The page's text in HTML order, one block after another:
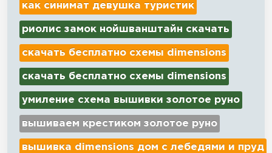
как синимат девушка туристик
риолис замок нойшванштайн скачать
скачать бесплатно схемы dimensions
скачать бесплатно схемы dimensions
умиление схема вышивки золотое руно
вышиваем крестиком золотое руно
вышивка dimensions дом с лебедями и пруд